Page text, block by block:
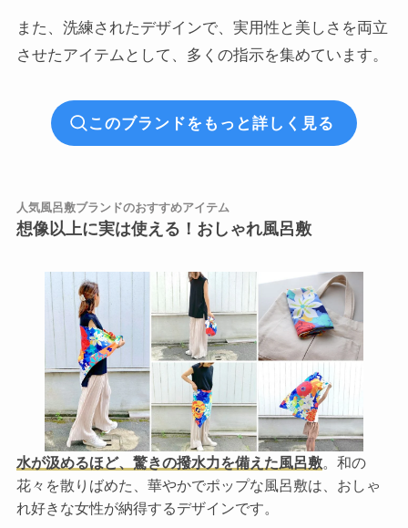
また、洗練されたデザインで、実用性と美しさを両立
させたアイテムとして、多くの指示を集めています。
このブランドをもっと詳しく見る
人気風呂敷ブランドのおすすめアイテム
想像以上に実は使える！おしゃれ風呂敷
水が汲めるほど、驚きの撥水力を備えた風呂敷。和の
花々を散りばめた、華やかでポップな風呂敷は、おしゃ
れ好きな女性が納得するデザインです。